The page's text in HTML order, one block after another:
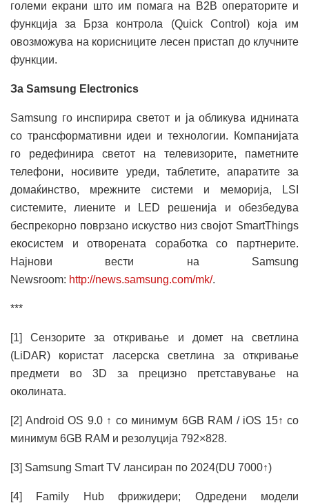
големи екрани што им помага на B2B операторите и
функција за Брза контрола (Quick Control) која им
овозможува на корисниците лесен пристап до клучните
функции.
За Samsung Electronics
Samsung го инспирира светот и ја обликува иднината
со трансформативни идеи и технологии. Компанијата
го редефинира светот на телевизорите, паметните
телефони, носивите уреди, таблетите, апаратите за
домаќинство, мрежните системи и меморија, LSI
системите, лиените и LED решенија и обезбедува
беспрекорно поврзано искуство низ својот SmartThings
екосистем и отворената соработка со партнерите.
Најнови вести на Samsung
Newsroom: http://news.samsung.com/mk/.
***
[1] Сензорите за откривање и домет на светлина
(LiDAR) користат ласерска светлина за откривање
предмети во 3D за прецизно претставување на
околината.
[2] Android OS 9.0 ↑ со минимум 6GB RAM / iOS 15↑ со
минимум 6GB RAM и резолуција 792×828.
[3] Samsung Smart TV лансиран по 2024(DU 7000↑)
[4] Family Hub фрижидери; Одредени модели